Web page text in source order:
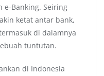
e-Banking. Seiring
ketat antar bank,
di dalamnya
tuntutan.
di Indonesia